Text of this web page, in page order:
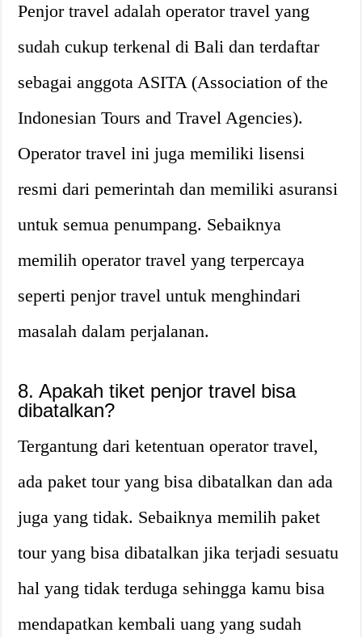
Penjor travel adalah operator travel yang
sudah cukup terkenal di Bali dan terdaftar
sebagai anggota ASITA (Association of the
Indonesian Tours and Travel Agencies).
Operator travel ini juga memiliki lisensi
resmi dari pemerintah dan memiliki asuransi
untuk semua penumpang. Sebaiknya
memilih operator travel yang terpercaya
seperti penjor travel untuk menghindari
masalah dalam perjalanan.
8. Apakah tiket penjor travel bisa
dibatalkan?
Tergantung dari ketentuan operator travel,
ada paket tour yang bisa dibatalkan dan ada
juga yang tidak. Sebaiknya memilih paket
tour yang bisa dibatalkan jika terjadi sesuatu
hal yang tidak terduga sehingga kamu bisa
mendapatkan kembali uang yang sudah